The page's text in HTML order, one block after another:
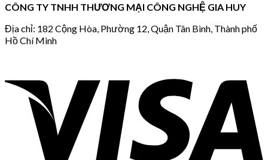
CÔNG TY TNHH THƯƠNG MẠI CÔNG NGHỆ GIA HUY
Địa chỉ: 182 Cộng Hòa, Phường 12, Quận Tân Bình, Thành phố
Hồ Chí Minh